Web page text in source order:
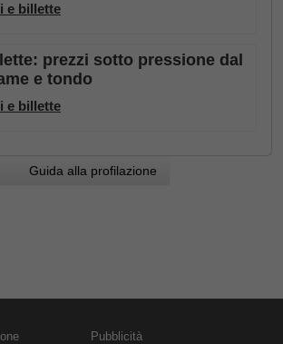
e billette
prezzi sotto pressione dal
e tondo
e billette
Guida alla profilazione
Pubblicità